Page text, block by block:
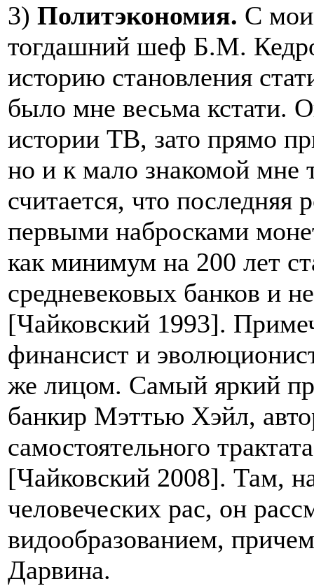
3) Политэкономия. С
тогдашний шеф Б.М.
историю становления
было мне весьма кстати.
истории ТВ, зато прямо
но и к мало знакомой мне
считается, что
первыми набросками
как минимум на 200 лет
средневековых банков и
[Чайковский 1993].
финансист и
же лицом. Самый яркий
банкир Мэттью Хэйл,
самостоятельного
[Чайковский 2008]. Там,
человеческих рас, он
видообразованием,
Дарвина.